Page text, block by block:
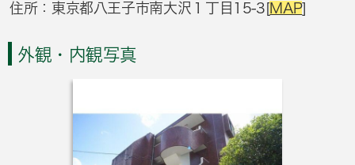
住所：東京都八王子市南大沢１丁目15-3[MAP]
外観・内観写真